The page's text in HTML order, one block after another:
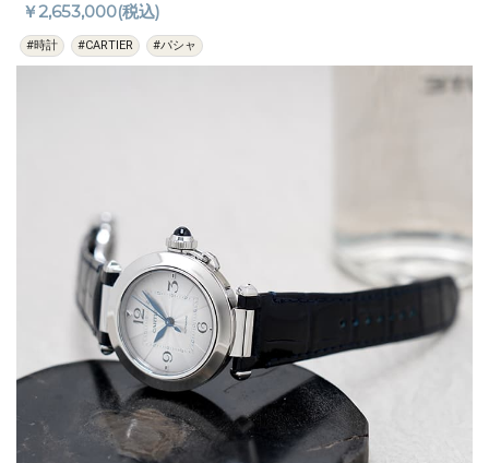
￥2,653,000(税込)
#時計 #CARTIER #パシャ